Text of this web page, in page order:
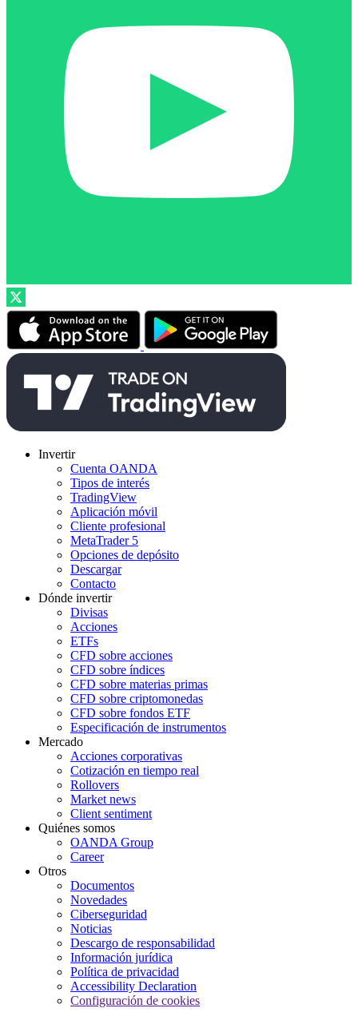
Invertir
Cuenta OANDA
Tipos de interés
TradingView
Aplicación móvil
Cliente profesional
MetaTrader 5
Opciones de depósito
Descargar
Contacto
Dónde invertir
Divisas
Acciones
ETFs
CFD sobre acciones
CFD sobre índices
CFD sobre materias primas
CFD sobre criptomonedas
CFD sobre fondos ETF
Especificación de instrumentos
Mercado
Acciones corporativas
Cotización en tiempo real
Rollovers
Market news
Client sentiment
Quiénes somos
OANDA Group
Career
Otros
Documentos
Novedades
Ciberseguridad
Noticias
Descargo de responsabilidad
Información jurídica
Política de privacidad
Accessibility Declaration
Configuración de cookies